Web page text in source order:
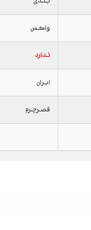
واکس
ندارد
ایران
قصرچرم